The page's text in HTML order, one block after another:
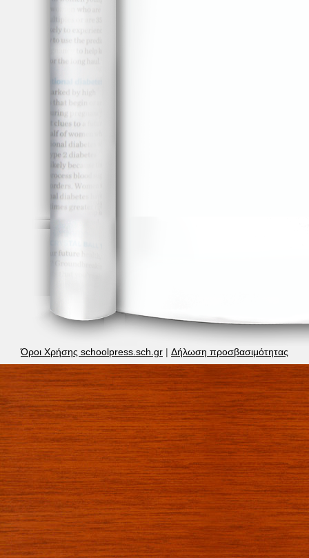
Όροι Χρήσης schoolpress.sch.gr | Δήλωση προσβασιμότητας